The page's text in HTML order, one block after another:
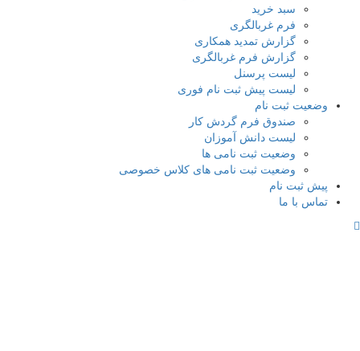
سبد خرید
فرم غربالگری
گزارش تمدید همکاری
گزارش فرم غربالگری
لیست پرسنل
لیست پیش ثبت نام فوری
وضعیت ثبت نام
صندوق فرم گردش کار
لیست دانش آموزان
وضعیت ثبت نامی ها
وضعیت ثبت نامی های کلاس خصوصی
پیش ثبت نام
تماس با ما